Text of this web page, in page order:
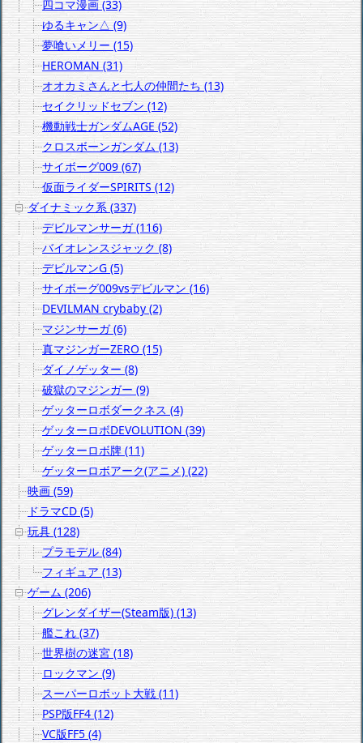
四コマ漫画 (33)
ゆるキャン△ (9)
夢喰いメリー (15)
HEROMAN (31)
オオカミさんと七人の仲間たち (13)
セイクリッドセブン (12)
機動戦士ガンダムAGE (52)
クロスボーンガンダム (13)
サイボーグ009 (67)
仮面ライダーSPIRITS (12)
ダイナミック系 (337)
デビルマンサーガ (116)
バイオレンスジャック (8)
デビルマンG (5)
サイボーグ009vsデビルマン (16)
DEVILMAN crybaby (2)
マジンサーガ (6)
真マジンガーZERO (15)
ダイノゲッター (8)
破獄のマジンガー (9)
ゲッターロボダークネス (4)
ゲッターロボDEVOLUTION (39)
ゲッターロボ牌 (11)
ゲッターロボアーク(アニメ) (22)
映画 (59)
ドラマCD (5)
玩具 (128)
プラモデル (84)
フィギュア (13)
ゲーム (206)
グレンダイザー(Steam版) (13)
艦これ (37)
世界樹の迷宮 (18)
ロックマン (9)
スーパーロボット大戦 (11)
PSP版FF4 (12)
VC版FF5 (4)